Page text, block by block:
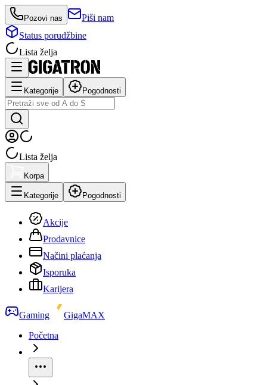
Pozovi nas
Piši nam
Status porudžbine
Lista želja
Kategorije Pogodnosti
Lista želja
Korpa
Kategorije Pogodnosti
Akcije
Prodavnice
Načini plaćanja
Isporuka
Karijera
Gaming
GigaMAX
Početna